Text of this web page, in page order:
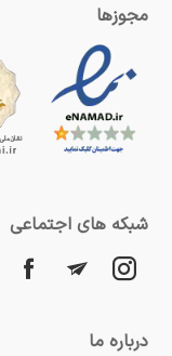
مجوزها
شبکه های اجتماعی
درباره ما